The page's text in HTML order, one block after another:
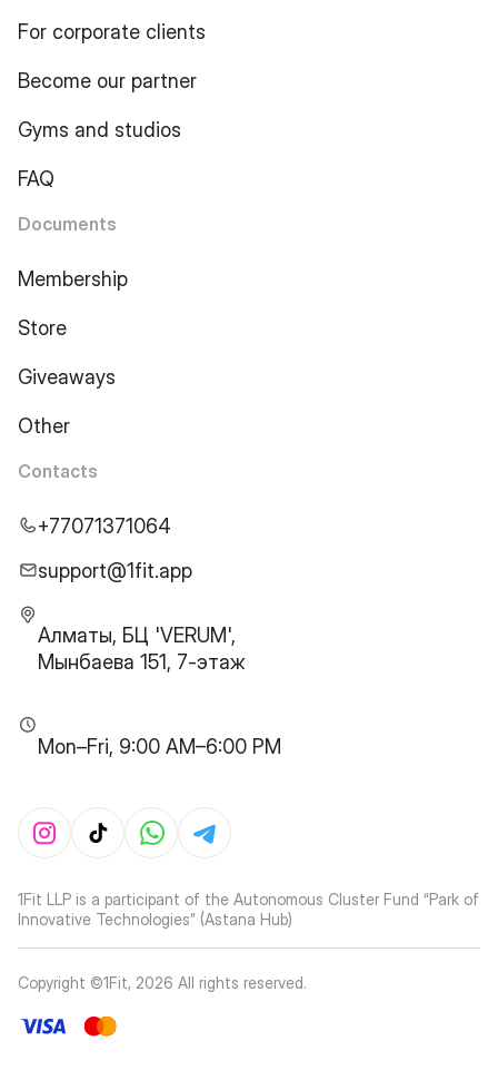
For corporate clients
Become our partner
Gyms and studios
FAQ
Documents
Membership
Store
Giveaways
Other
Contacts
+77071371064
support@1fit.app
Алматы, БЦ 'VERUM',
Мынбаева 151, 7-этаж
Mon–Fri, 9:00 AM–6:00 PM
1Fit LLP is a participant of the Autonomous Cluster Fund “Park of
Innovative Technologies” (Astana Hub)
Copyright ©1Fit, 2026 All rights reserved.